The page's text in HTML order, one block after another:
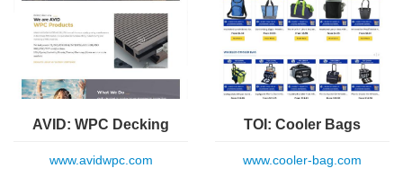
AVID: WPC Decking
www.avidwpc.com
TOI: Cooler Bags
www.cooler-bag.com